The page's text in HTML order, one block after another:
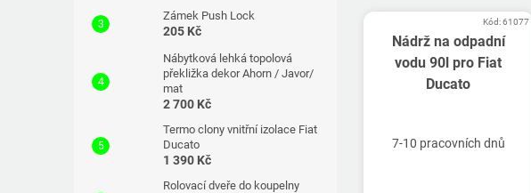
Zámek Push Lock
205 Kč
Nábytková lehká topolová
překližka dekor Ahorn / Javor/
mat
2 700 Kč
Termo clony vnitřní izolace Fiat
Ducato
1 390 Kč
Rolovací dveře do koupelny
Nádrž na odpadní
vodu 90l pro Fiat
Ducato
7-10 pracovních dnů
Kód:61077